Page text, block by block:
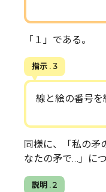
「１」である。
指示 . 3
線と絵の番号を
同様に、「私の矛
なたの矛で…」に
説明 . 2